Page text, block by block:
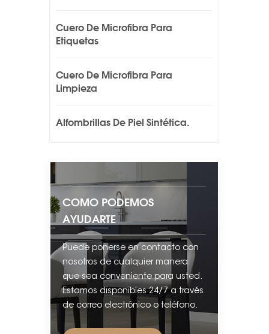
Cuero De Microfibra Para
Etiquetas
Cuero De Microfibra Para
Limpieza
Alfombrillas De Piel Sintética.
COMO PODEMOS
AYUDARTE
Puede ponerse en contacto con
nosotros de cualquier manera
que sea conveniente para usted.
Estamos disponibles 24/7 a través
de correo electrónico o teléfono.